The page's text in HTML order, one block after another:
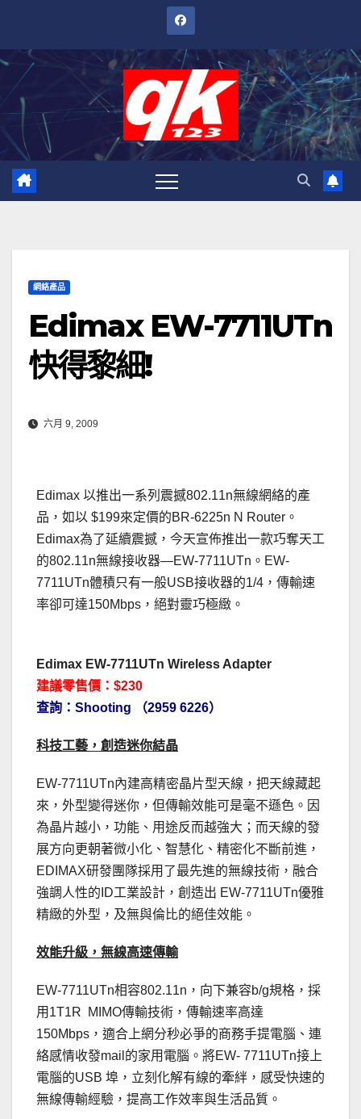
內
網絡產品
Edimax EW-7711UTn
快得黎細!
六月 9, 2009
Edimax 以推出一系列震撼802.11n無線網絡的產
品，如以 $199來定價的BR-6225n N Router。
Edimax為了延續震撼，今天宣佈推出一款巧奪天工
的802.11n無線接收器—EW-7711UTn。EW-
7711UTn體積只有一般USB接收器的1/4，傳輸速
率卻可達150Mbps，絕對靈巧極緻。
Edimax EW-7711UTn Wireless Adapter
建議零售價：$230
查詢：Shooting （2959 6226）
科技工藝，創造迷你結晶
EW-7711UTn內建高精密晶片型天線，把天線藏起
來，外型變得迷你，但傳輸效能可是毫不遜色。因
為晶片越小，功能、用途反而越強大；而天線的發
展方向更朝著微小化、智慧化、精密化不斷前進，
EDIMAX研發團隊採用了最先進的無線技術，融合
強調人性的ID工業設計，創造出 EW-7711UTn優雅
精緻的外型，及無與倫比的絕佳效能。
效能升級，無線高速傳輸
EW-7711UTn相容802.11n，向下兼容b/g規格，採
用1T1R MIMO傳輸技術，傳輸速率高達
150Mbps，適合上網分秒必爭的商務手提電腦、連
絡感情收發mail的家用電腦。將EW- 7711UTn接上
電腦的USB 埠，立刻化解有線的牽絆，感受快速的
無線傳輸經驗，提高工作效率與生活品質。